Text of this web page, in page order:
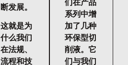
断发展。
这就是为
什么我们
在法规、
流程和技
们在产品
系列中增
加了几种
环保型切
削液。它
们与我们